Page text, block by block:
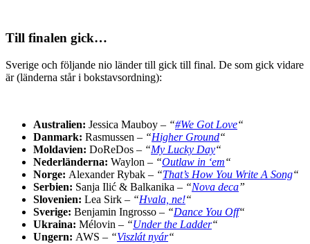
Till finalen gick…
Sverige och följande nio länder till gick till final. De som gick vidare
är (länderna står i bokstavsordning):
Australien: Jessica Mauboy – “#We Got Love“
Danmark: Rasmussen – “Higher Ground“
Moldavien: DoReDos – “My Lucky Day“
Nederländerna: Waylon – “Outlaw in ‘em“
Norge: Alexander Rybak – “That’s How You Write A Song“
Serbien: Sanja Ilić & Balkanika – “Nova deca”
Slovenien: Lea Sirk – “Hvala, ne!“
Sverige: Benjamin Ingrosso – “Dance You Off“
Ukraina: Mélovin – “Under the Ladder“
Ungern: AWS – “Viszlát nyár“